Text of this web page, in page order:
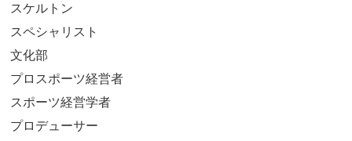
スケルトン
スペシャリスト
文化部
プロスポーツ経営者
スポーツ経営学者
プロデューサー